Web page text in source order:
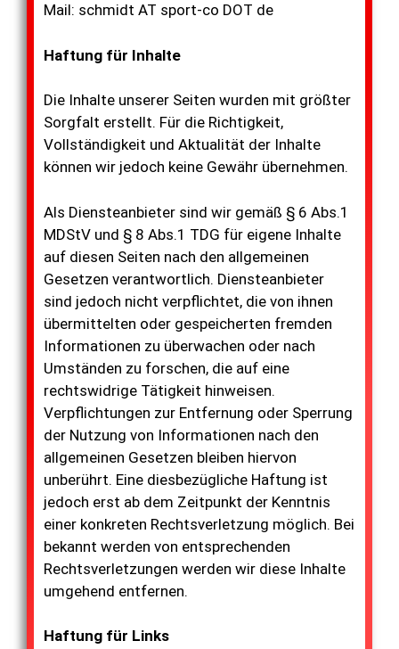
Mail: schmidt AT sport-co DOT de
Haftung für Inhalte
Die Inhalte unserer Seiten wurden mit größter
Sorgfalt erstellt. Für die Richtigkeit,
Vollständigkeit und Aktualität der Inhalte
können wir jedoch keine Gewähr übernehmen.
Als Diensteanbieter sind wir gemäß § 6 Abs.1
MDStV und § 8 Abs.1 TDG für eigene Inhalte
auf diesen Seiten nach den allgemeinen
Gesetzen verantwortlich. Diensteanbieter
sind jedoch nicht verpflichtet, die von ihnen
übermittelten oder gespeicherten fremden
Informationen zu überwachen oder nach
Umständen zu forschen, die auf eine
rechtswidrige Tätigkeit hinweisen.
Verpflichtungen zur Entfernung oder Sperrung
der Nutzung von Informationen nach den
allgemeinen Gesetzen bleiben hiervon
unberührt. Eine diesbezügliche Haftung ist
jedoch erst ab dem Zeitpunkt der Kenntnis
einer konkreten Rechtsverletzung möglich. Bei
bekannt werden von entsprechenden
Rechtsverletzungen werden wir diese Inhalte
umgehend entfernen.
Haftung für Links